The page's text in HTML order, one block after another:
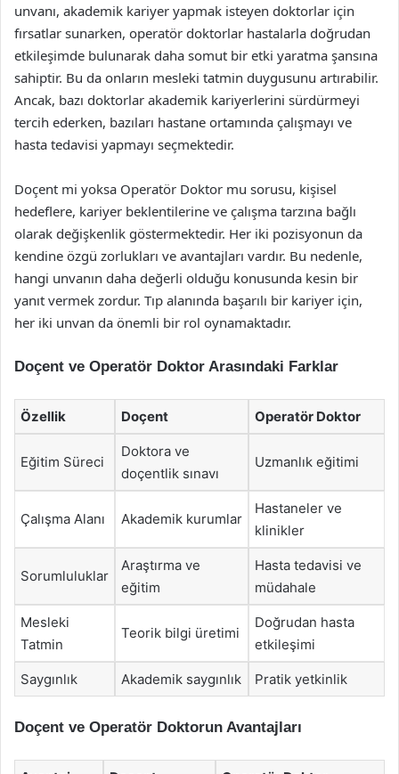
unvanı, akademik kariyer yapmak isteyen doktorlar için
fırsatlar sunarken, operatör doktorlar hastalarla doğrudan
etkileşimde bulunarak daha somut bir etki yaratma şansına
sahiptir. Bu da onların mesleki tatmin duygusunu artırabilir.
Ancak, bazı doktorlar akademik kariyerlerini sürdürmeyi
tercih ederken, bazıları hastane ortamında çalışmayı ve
hasta tedavisi yapmayı seçmektedir.
Doçent mi yoksa Operatör Doktor mu sorusu, kişisel
hedeflere, kariyer beklentilerine ve çalışma tarzına bağlı
olarak değişkenlik göstermektedir. Her iki pozisyonun da
kendine özgü zorlukları ve avantajları vardır. Bu nedenle,
hangi unvanın daha değerli olduğu konusunda kesin bir
yanıt vermek zordur. Tıp alanında başarılı bir kariyer için,
her iki unvan da önemli bir rol oynamaktadır.
Doçent ve Operatör Doktor Arasındaki Farklar
Özellik Doçent Operatör Doktor
Eğitim Süreci
Doktora ve
doçentlik sınavı
Uzmanlık eğitimi
Çalışma Alanı Akademik kurumlar
Hastaneler ve
klinikler
Sorumluluklar
Araştırma ve
eğitim
Hasta tedavisi ve
müdahale
Mesleki
Tatmin
Teorik bilgi üretimi
Doğrudan hasta
etkileşimi
Saygınlık Akademik saygınlık Pratik yetkinlik
Doçent ve Operatör Doktorun Avantajları